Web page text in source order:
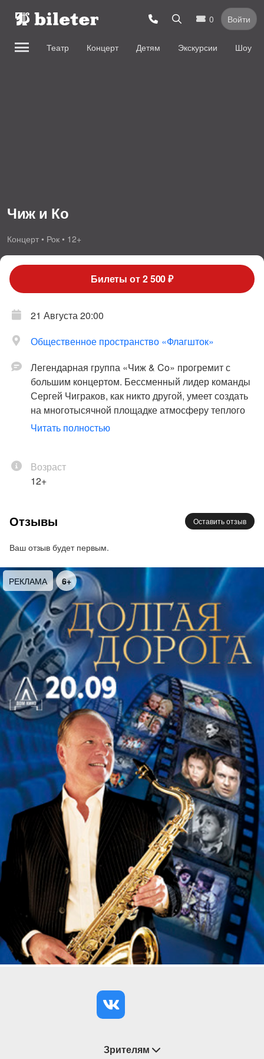
0 Войти
Театр Концерт Детям Экскурсии Шоу
Чиж и Ко
Концерт • Рок • 12+
Билеты от 2 500 ₽
21 Августа 20:00
Общественное пространство «Флагшток»
Легендарная группа «Чиж & Co» прогремит с
большим концертом. Бессменный лидер команды
Сергей Чиграков, как никто другой, умеет создать
на многотысячной площадке атмосферу теплого
душевного квартирника. Конечно, не без рок-н-
Поклонников ждет «все тот же матерый русский
блюз», немного юмора, немного грусти и море
стали саундтреками к фильмам, многие —
саундтреками к жизни нескольких поколений. На
и внуков. Колокольчик из «Полонеза» все еще
звучит соль-диезом, школьный оркестр из «Вечной
молодости» репетирует в каморке, что за актовым
залом, а «Фантом» продолжает набирать высоту.
И хотя последний студийный альбом группы
вышел в далеком 1999 году, музыканты
продолжают жить бурной и насыщенной
творческой жизнью, собирая полные залы.
Читать полностью
Возраст
12+
Отзывы Оставить отзыв
Ваш отзыв будет первым.
РЕКЛАМА 6+
Зрителям